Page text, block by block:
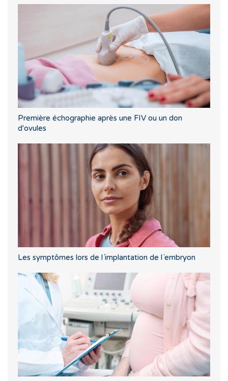
Première échographie après une FIV ou un don
d'ovules
Les symptômes lors de l´implantation de l´embryon